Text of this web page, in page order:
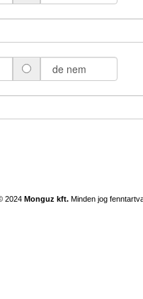
de nem
2024 Monguz kft. Minden jog